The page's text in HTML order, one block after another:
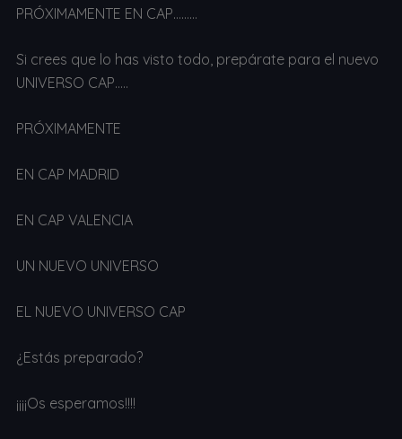
PRÓXIMAMENTE EN CAP………
Si crees que lo has visto todo, prepárate para el nuevo
UNIVERSO CAP…..
PRÓXIMAMENTE
EN CAP MADRID
EN CAP VALENCIA
UN NUEVO UNIVERSO
EL NUEVO UNIVERSO CAP
¿Estás preparado?
¡¡¡¡Os esperamos!!!!